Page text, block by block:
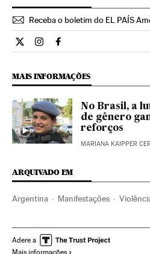
Receba o boletim do EL PAÍS
Internacional El País Brasil en
Internacional El País Brasil
Internacional El País
MAIS INFORMAÇÕES
No Brasil, a
de gênero
reforços
MARIANA KAIPPER
ARQUIVADO EM
Argentina Manifestações
América do Sul América Latina
Adere a
Mais informações